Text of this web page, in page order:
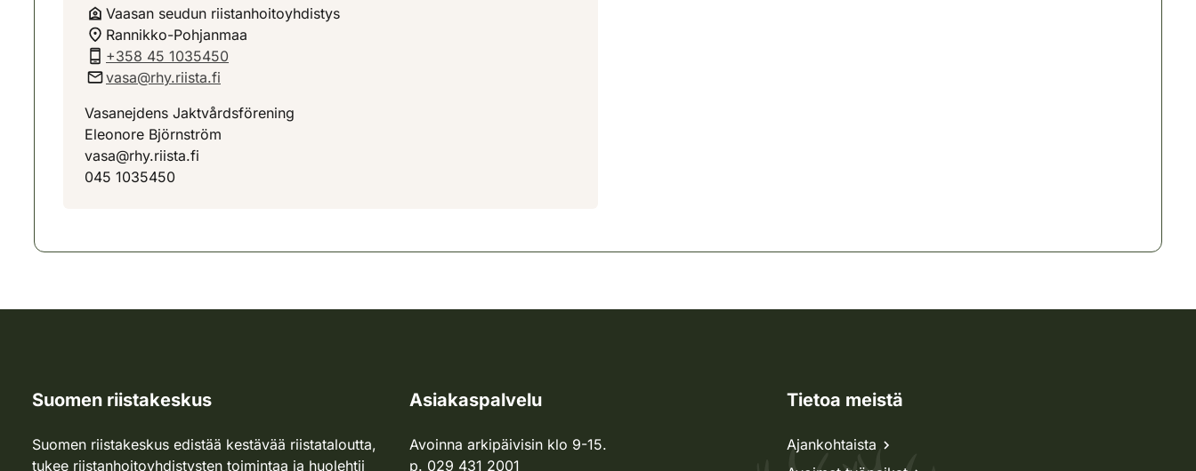
Vaasan seudun riistanhoitoyhdistys
Rannikko-Pohjanmaa
+358 45 1035450
vasa@rhy.riista.fi
Vasanejdens Jaktvårdsförening
Eleonore Björnström
vasa@rhy.riista.fi
045 1035450
Suomen riistakeskus
Suomen riistakeskus edistää kestävää riistataloutta,
tukee riistanhoitoyhdistysten toimintaa ja huolehtii
Asiakaspalvelu
Avoinna arkipäivisin klo 9-15.
p. 029 431 2001
Tietoa meistä
Ajankohtaista